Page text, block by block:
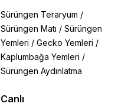
Sürüngen Teraryum /
Sürüngen Matı / Sürüngen
Yemleri / Gecko Yemleri /
Kaplumbağa Yemleri /
Sürüngen Aydınlatma
Canlı